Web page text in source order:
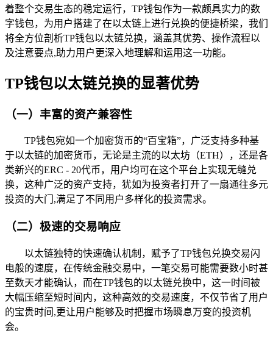
着整个交易生态的稳定运行，TP钱包作为一款颇具实力的数
字钱包，为用户搭建了在以太链上进行兑换的便捷桥梁，我们
将全方位剖析TP钱包以太链兑换，涵盖其优势、操作流程以
及注意要点,助力用户更深入地理解和运用这一功能。
TP钱包以太链兑换的显著优势
（一）丰富的资产兼容性
TP钱包宛如一个加密货币的“百宝箱”，广泛支持多种基
于以太链的加密货币，无论是主流的以太坊（ETH），还是各
类新兴的ERC - 20代币，用户均可在这个平台上实现无缝兑
换，这种广泛的资产支持，犹如为投资者打开了一扇通往多元
投资的大门,满足了不同用户多样化的投资需求。
（二）极速的交易响应
以太链独特的快速确认机制，赋予了TP钱包兑换交易闪
电般的速度，在传统金融交易中，一笔交易可能需要数小时甚
至数天才能确认，而在TP钱包的以太链兑换中，这一时间被
大幅压缩至短时间内，这种高效的交易速度，不仅节省了用户
的宝贵时间,更让用户能够及时把握市场瞬息万变的投资机
会。